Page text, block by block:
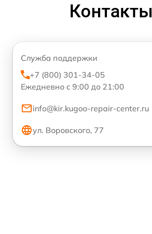
Контакты
Служба поддержки
+7 (800) 301-34-05
Ежедневно с 9:00 до 21:00
info@kir.kugoo-repair-center.ru
ул. Воровского, 77